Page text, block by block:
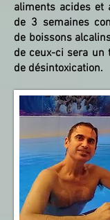
aliments acides et
de 3 semaines
de boissons
de ceux-ci sera un
de désintoxication.